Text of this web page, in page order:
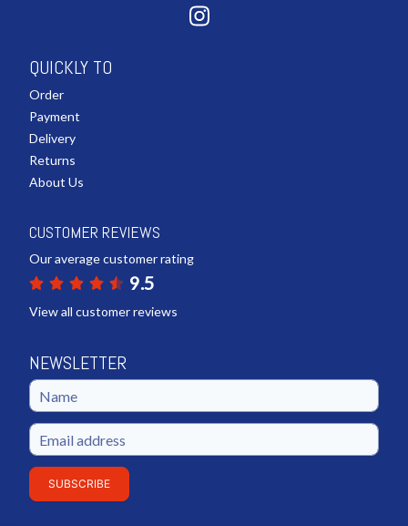
QUICKLY TO
Order
Payment
Delivery
Returns
About Us
CUSTOMER REVIEWS
Our average customer rating
9.5
View all customer reviews
NEWSLETTER
SUBSCRIBE